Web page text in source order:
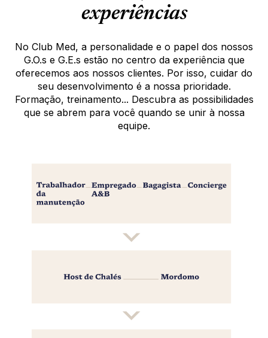
experiências
No Club Med, a personalidade e o papel dos nossos
G.O.s e G.E.s estão no centro da experiência que
oferecemos aos nossos clientes. Por isso, cuidar do
seu desenvolvimento é a nossa prioridade.
Formação, treinamento... Descubra as possibilidades
que se abrem para você quando se unir à nossa
equipe.